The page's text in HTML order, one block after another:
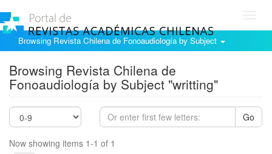
Browsing Revista Chilena de Fonoaudiología by Subject
Browsing Revista Chilena de
Fonoaudiología by Subject "writting"
Go
Now showing items 1-1 of 1